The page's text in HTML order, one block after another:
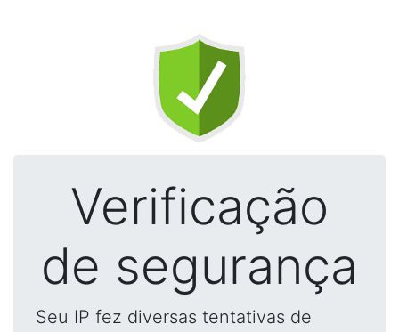
Verificação
de segurança
Seu IP fez diversas tentativas de